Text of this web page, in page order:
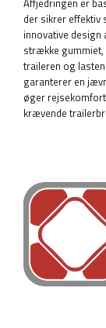
Affjedringen er
der sikrer effektiv
innovative
strække gummiet,
traileren og
garanterer en
øger
krævende